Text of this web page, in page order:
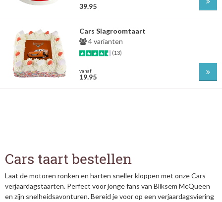
39.95
Cars Slagroomtaart
4 varianten
(13)
vanaf
19.95
Cars taart bestellen
Laat de motoren ronken en harten sneller kloppen met onze Cars
verjaardagstaarten. Perfect voor jonge fans van Bliksem McQueen
en zijn snelheidsavonturen. Bereid je voor op een verjaardagsviering